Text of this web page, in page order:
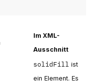
Im XML-
Ausschnitt
solidFill ist
ein Element. Es